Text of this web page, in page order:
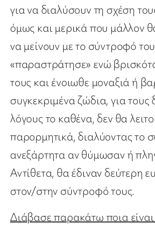
για να διαλύσουν τη σχέση
όμως και μερικά που μάλλον
να μείνουν με το σύντροφό
«παραστράτησε» ενώ
τους και ένοιωθε μοναξιά ή
συγκεκριμένα ζώδια, για τους
λόγους το καθένα, δεν θα
παρορμητικά, διαλύοντας το
ανεξάρτητα αν θύμωσαν ή
Αντίθετα, θα έδιναν δεύτερη
στον/στην σύντροφό τους.
Διάβασε παρακάτω ποια